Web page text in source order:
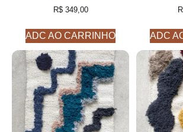
R$349,00
ADC AO CARRINHO ADC